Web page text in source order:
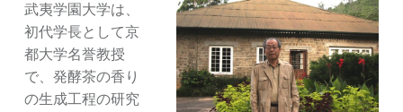
武夷学園大学は、
初代学長として京
都大学名誉教授
で、発酵茶の香り
の生成工程の研究